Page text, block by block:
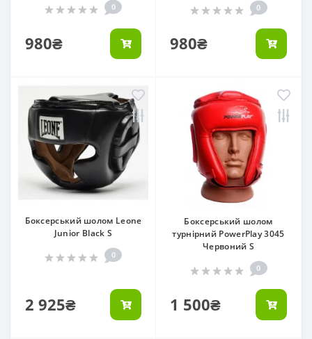
0
980₴
0
980₴
Боксерський шолом Leone
Junior Black S
0
2 925₴
Боксерський шолом
турнірний PowerPlay 3045
Червоний S
0
1 500₴